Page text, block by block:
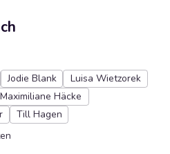
Jodie Blank
Luisa Wietzorek
Maximiliane Häcke
Till Hagen